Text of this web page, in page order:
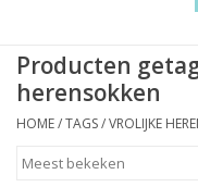
Kleding
Producten
herensokken
HOME/TAGS/VROLIJKE